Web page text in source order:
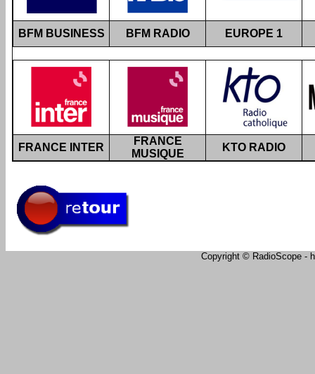
BFM BUSINESS BFM RADIO EUROPE 1
FRANCE INTER
FRANCE
MUSIQUE
KTO RADIO
Copyright © RadioScope -